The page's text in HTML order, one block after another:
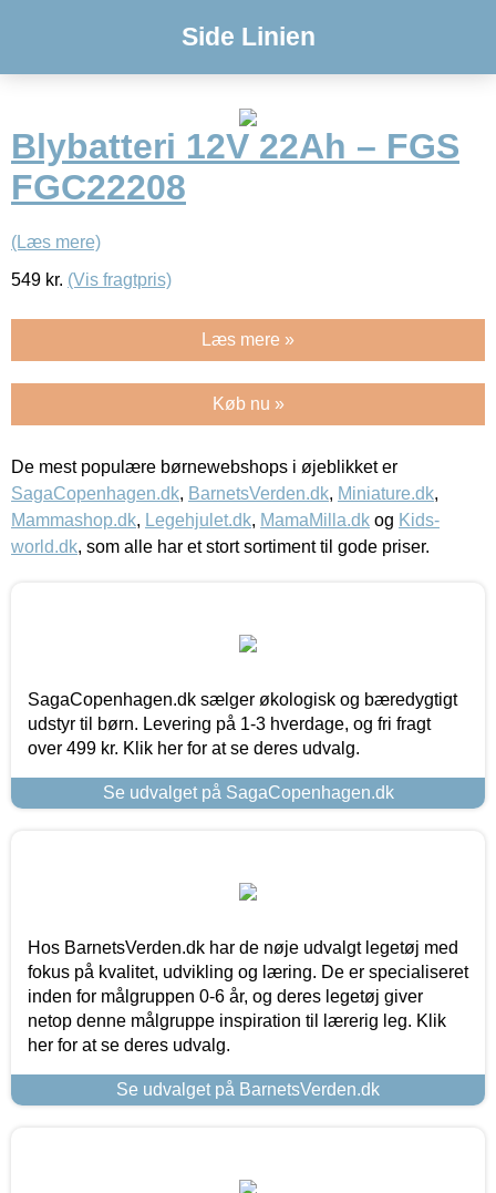
Side Linien
Blybatteri 12V 22Ah – FGS
FGC22208
(Læs mere)
549 kr. (Vis fragtpris)
Læs mere »
Køb nu »
De mest populære børnewebshops i øjeblikket er
SagaCopenhagen.dk, BarnetsVerden.dk, Miniature.dk,
Mammashop.dk, Legehjulet.dk, MamaMilla.dk og Kids-
world.dk, som alle har et stort sortiment til gode priser.
SagaCopenhagen.dk sælger økologisk og bæredygtigt
udstyr til børn. Levering på 1-3 hverdage, og fri fragt
over 499 kr. Klik her for at se deres udvalg.
Se udvalget på SagaCopenhagen.dk
Hos BarnetsVerden.dk har de nøje udvalgt legetøj med
fokus på kvalitet, udvikling og læring. De er specialiseret
inden for målgruppen 0-6 år, og deres legetøj giver
netop denne målgruppe inspiration til lærerig leg. Klik
her for at se deres udvalg.
Se udvalget på BarnetsVerden.dk